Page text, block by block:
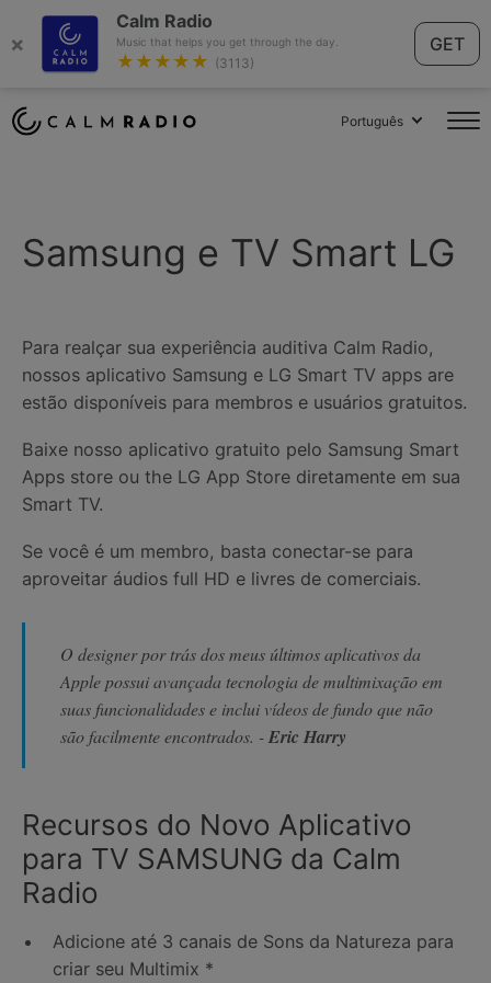
×
Calm Radio
Music that helps you get through the day.
★★★★★ (3113)
GET
Português
Samsung e TV Smart LG
Para realçar sua experiência auditiva Calm Radio,
nossos aplicativo Samsung e LG Smart TV apps are
estão disponíveis para membros e usuários gratuitos.
Baixe nosso aplicativo gratuito pelo Samsung Smart
Apps store ou the LG App Store diretamente em sua
Smart TV.
Se você é um membro, basta conectar-se para
aproveitar áudios full HD e livres de comerciais.
O designer por trás dos meus últimos aplicativos da
Apple possui avançada tecnologia de multimixação em
suas funcionalidades e inclui vídeos de fundo que não
são facilmente encontrados. -Eric Harry
Recursos do Novo Aplicativo
para TV SAMSUNG da Calm
Radio
Adicione até 3 canais de Sons da Natureza para
criar seu Multimix *